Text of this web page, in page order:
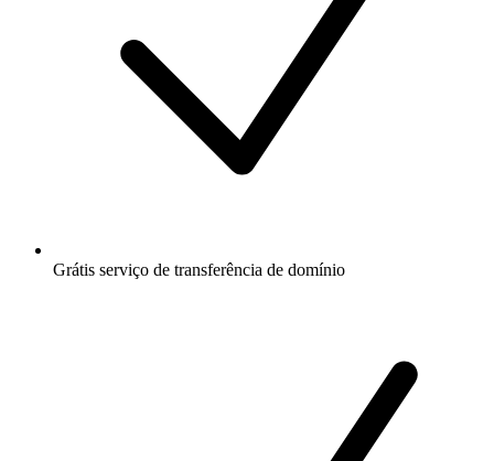
Grátis serviço de transferência de domínio